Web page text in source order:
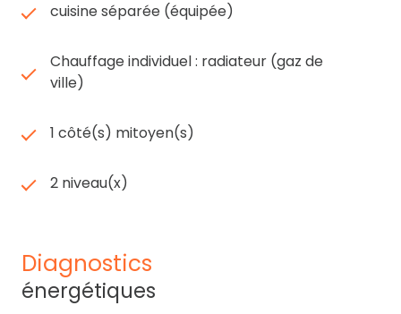
cuisine séparée (équipée)
Chauffage individuel : radiateur (gaz de
ville)
1 côté(s) mitoyen(s)
2 niveau(x)
diagnostics
énergétiques